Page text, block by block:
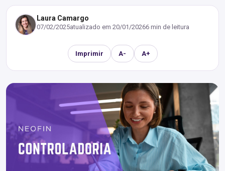
Laura Camargo
07/02/2025atualizado em 20/01/20266 min de leitura
Imprimir A- A+